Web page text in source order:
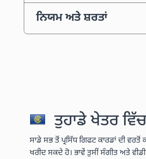
ਨਿਯਮ ਅਤੇ ਸ਼ਰਤਾਂ
ਤੁਹਾਡੇ ਖੇਤਰ
ਸਾਡੇ ਸਭ ਤੋਂ ਪ੍ਰਸਿੱਧ ਗਿਫਟ ਕਾਰਡਾਂ ਦੀ
ਖਰੀਦ ਸਕਦੇ ਹੋ। ਭਾਵੇਂ ਤੁਸੀਂ ਸੰਗੀਤ ਅਤੇ